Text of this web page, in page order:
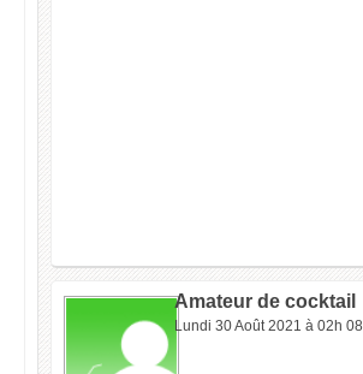
Amateur de cocktail
Lundi 30 Août 2021 à 02h 08